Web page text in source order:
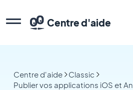
Centre d'aide
Centre d'aide
Classic
Publier vos applications iOS et